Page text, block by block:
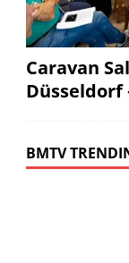
Caravan
Düsseldorf
BMTV